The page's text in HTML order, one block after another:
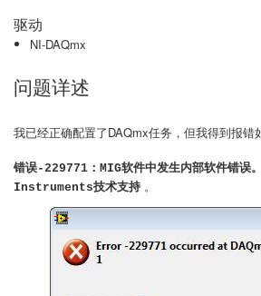
驱动
NI-DAQmx
问题详述
我已经正确配置了DAQmx任务，但我得到报错
错误-229771：MIG软件中发生内部软件错
Instruments技术支持 。